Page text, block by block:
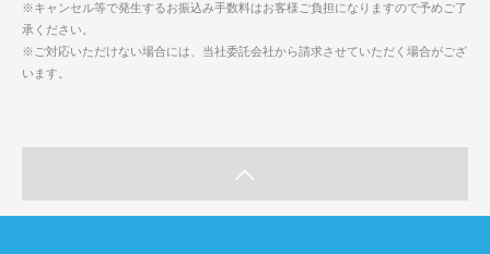
※キャンセル等で発生するお振込み手数料はお客様ご負担になりますので予めご了
承ください。
※ご対応いただけない場合には、当社委託会社から請求させていただく場合がござ
います。